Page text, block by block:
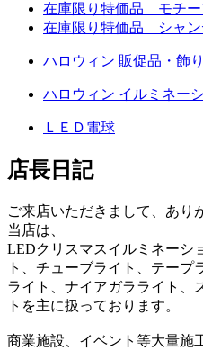
在庫限り特価品 モチ
在庫限り特価品 シャ
ハロウィン 販促品・飾
ハロウィン イルミネー
ＬＥＤ電球
店長日記
ご来店いただきまして、あり
当店は、
LEDクリスマスイルミネーシ
ト、チューブライト、テープ
ライト、ナイアガラライト、
トを主に扱っております。
商業施設、イベント等大量施